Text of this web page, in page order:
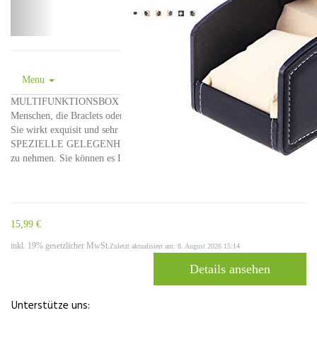
Menu
MULTIFUNKTIONSBOX – Die NICERIO-Uhrenbox sollte für die
Menschen, die Braclets oder Schmuck ausstellen müssen, ein Muss sein.
Sie wirkt exquisit und sehr praktisch, PERFEKTE GESCHENKE FÜR
SPEZIELLE GELEGENHEITEN – Zögern Sie nicht, es mit nach Hause
zu nehmen. Sie können es Ihren Liebsten,…
15,99 €
inkl. 19% gesetzlicher MwSt.Zuletzt aktualisiert am: 8. August 2026 15:14
Details ansehen
Unterstütze uns: